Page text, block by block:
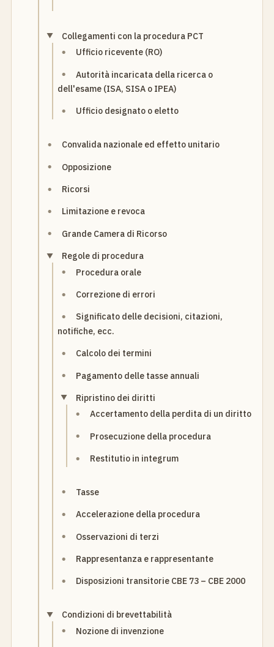
Collegamenti con la procedura PCT
Ufficio ricevente (RO)
Autorità incaricata della ricerca o
dell'esame (ISA, SISA o IPEA)
Ufficio designato o eletto
Convalida nazionale ed effetto unitario
Opposizione
Ricorsi
Limitazione e revoca
Grande Camera di Ricorso
Regole di procedura
Procedura orale
Correzione di errori
Significato delle decisioni, citazioni,
notifiche, ecc.
Calcolo dei termini
Pagamento delle tasse annuali
Ripristino dei diritti
Accertamento della perdita di un diritto
Prosecuzione della procedura
Restitutio in integrum
Tasse
Accelerazione della procedura
Osservazioni di terzi
Rappresentanza e rappresentante
Disposizioni transitorie CBE 73 – CBE 2000
Condizioni di brevettabilità
Nozione di invenzione